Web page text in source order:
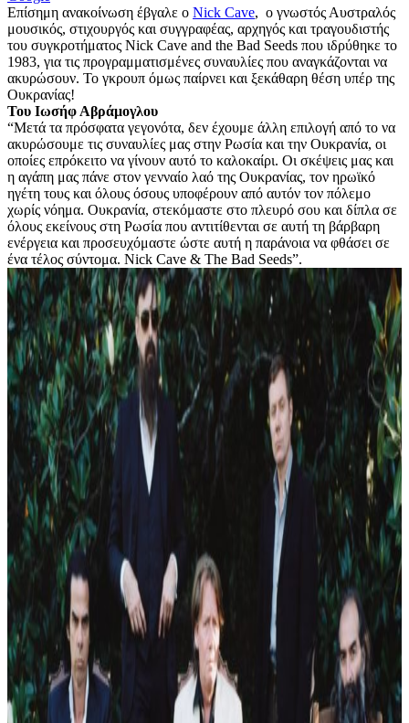
Επίσημη ανακοίνωση έβγαλε ο Nick Cave, ο γνωστός Αυστραλός
μουσικός, στιχουργός και συγγραφέας, αρχηγός και τραγουδιστής
του συγκροτήματος Nick Cave and the Bad Seeds που ιδρύθηκε το
1983, για τις προγραμματισμένες συναυλίες που αναγκάζονται να
ακυρώσουν. Το γκρουπ όμως παίρνει και ξεκάθαρη θέση υπέρ της
Ουκρανίας!
Του Ιωσήφ Αβράμογλου
“Μετά τα πρόσφατα γεγονότα, δεν έχουμε άλλη επιλογή από το να
ακυρώσουμε τις συναυλίες μας στην Ρωσία και την Ουκρανία, οι
οποίες επρόκειτο να γίνουν αυτό το καλοκαίρι. Οι σκέψεις μας και
η αγάπη μας πάνε στον γενναίο λαό της Ουκρανίας, τον ηρωϊκό
ηγέτη τους και όλους όσους υποφέρουν από αυτόν τον πόλεμο
χωρίς νόημα. Ουκρανία, στεκόμαστε στο πλευρό σου και δίπλα σε
όλους εκείνους στη Ρωσία που αντιτίθενται σε αυτή τη βάρβαρη
ενέργεια και προσευχόμαστε ώστε αυτή η παράνοια να φθάσει σε
ένα τέλος σύντομα. Nick Cave & The Bad Seeds”.